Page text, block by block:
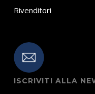
Rivenditori
ISCRIVITI ALLA